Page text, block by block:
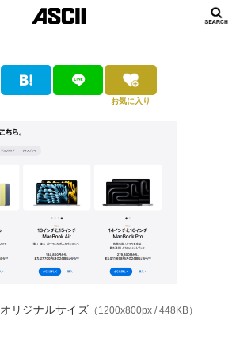
お気に入り
オリジナルサイズ （1200x800px / 448KB）